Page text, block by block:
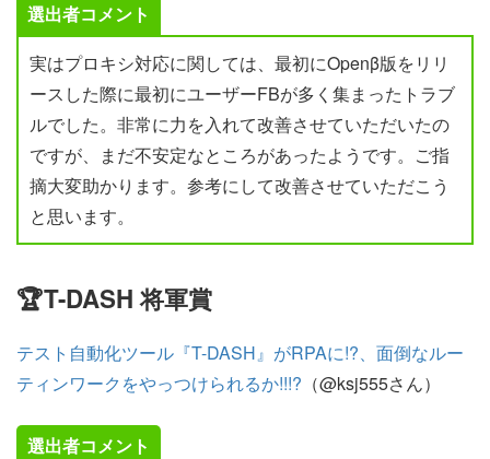
選出者コメント
実はプロキシ対応に関しては、最初にOpenβ版をリリ
ースした際に最初にユーザーFBが多く集まったトラブ
ルでした。非常に力を入れて改善させていただいたの
ですが、まだ不安定なところがあったようです。ご指
摘大変助かります。参考にして改善させていただこう
と思います。
🏆T-DASH 将軍賞
テスト自動化ツール『T-DASH』がRPAに!?、面倒なルー
ティンワークをやっつけられるか!!!? （@ksj555さん）
選出者コメント